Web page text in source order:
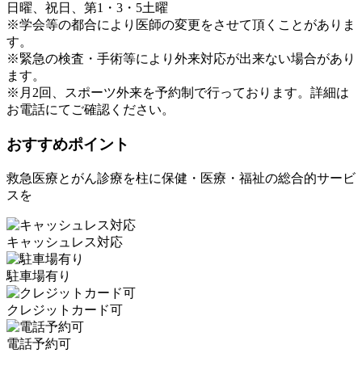
日曜、祝日、第1・3・5土曜
※学会等の都合により医師の変更をさせて頂くことがありま
す。
※緊急の検査・手術等により外来対応が出来ない場合があり
ます。
※月2回、スポーツ外来を予約制で行っております。詳細は
お電話にてご確認ください。
おすすめポイント
救急医療とがん診療を柱に保健・医療・福祉の総合的サービ
スを
キャッシュレス対応
駐車場有り
クレジットカード可
電話予約可